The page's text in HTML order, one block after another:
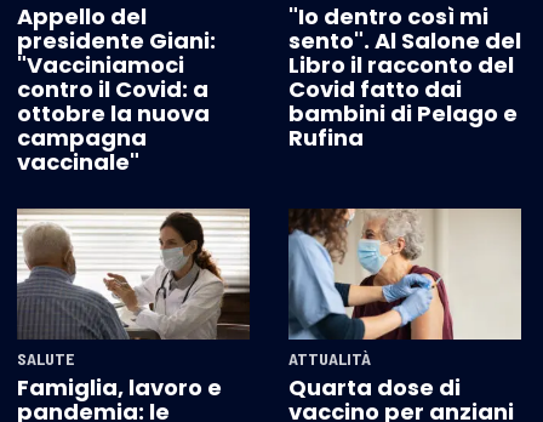
Appello del
presidente Giani:
"Vacciniamoci
contro il Covid: a
ottobre la nuova
campagna
vaccinale"
"Io dentro così mi
sento". Al Salone del
Libro il racconto del
Covid fatto dai
bambini di Pelago e
Rufina
SALUTE
Famiglia, lavoro e
pandemia: le
ATTUALITÀ
Quarta dose di
vaccino per anziani